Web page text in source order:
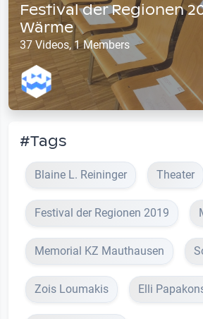
Festival der Regionen
Wärme
37 Videos, 1 Members
#Tags
Blaine L. Reininger Theater
Festival der Regionen 2019
Memorial KZ Mauthausen
Zois Loumakis Elli